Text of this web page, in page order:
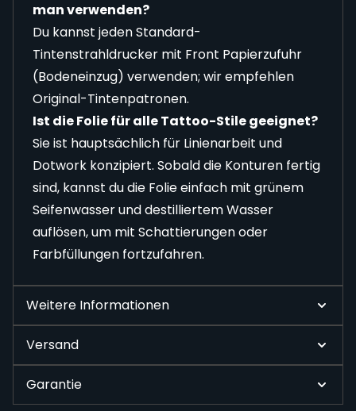
man verwenden?
Du kannst jeden Standard-
Tintenstrahldrucker mit Front Papierzufuhr
(Bodeneinzug) verwenden; wir empfehlen
Original-Tintenpatronen.
Ist die Folie für alle Tattoo-Stile geeignet?
Sie ist hauptsächlich für Linienarbeit und
Dotwork konzipiert. Sobald die Konturen fertig
sind, kannst du die Folie einfach mit grünem
Seifenwasser und destilliertem Wasser
auflösen, um mit Schattierungen oder
Farbfüllungen fortzufahren.
Weitere Informationen
Versand
Garantie